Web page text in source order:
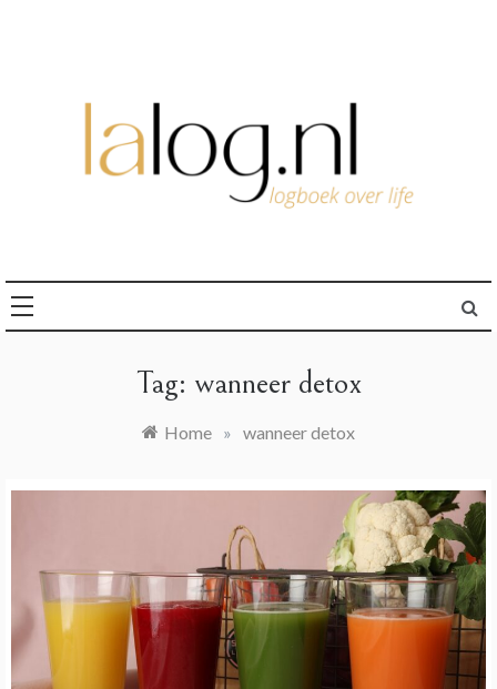
Tag: wanneer detox
Home » wanneer detox